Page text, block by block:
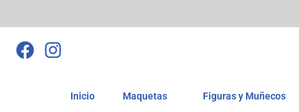
Saltar
al
Inicio Maquetas Figuras y Muñecos